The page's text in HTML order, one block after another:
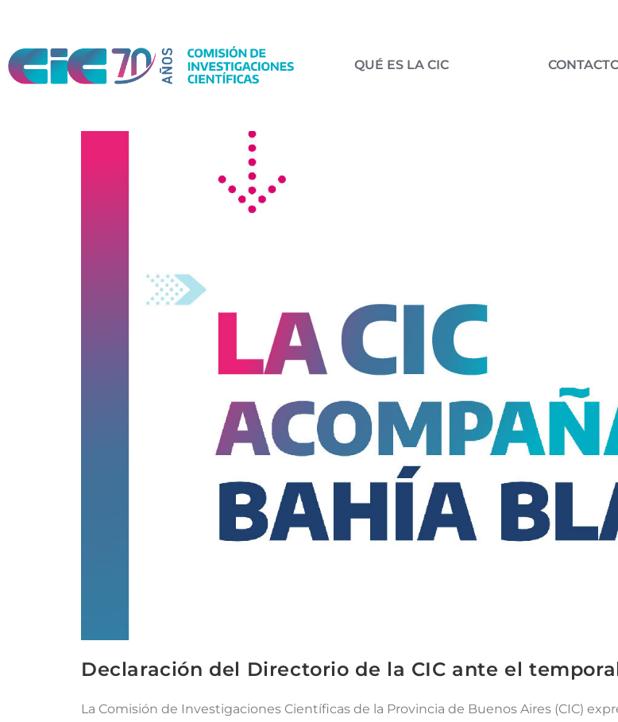
QUÉ ES LA CIC
Declaración del Directorio de la CIC ante el
La Comisión de Investigaciones Científicas de la Provincia de Buenos Aires (CIC)